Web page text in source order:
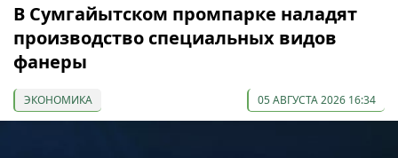
В Сумгайытском промпарке наладят
производство специальных видов
фанеры
ЭКОНОМИКА 05 АВГУСТА 2026 16:34